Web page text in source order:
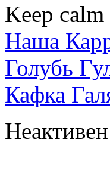
Keep
Наша
Голубь
Кафка
Неактивен